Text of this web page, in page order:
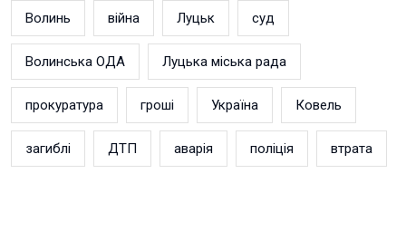
Волинь війна Луцьк суд
Волинська ОДА Луцька міська рада
прокуратура гроші Україна Ковель
загиблі ДТП аварія поліція втрата